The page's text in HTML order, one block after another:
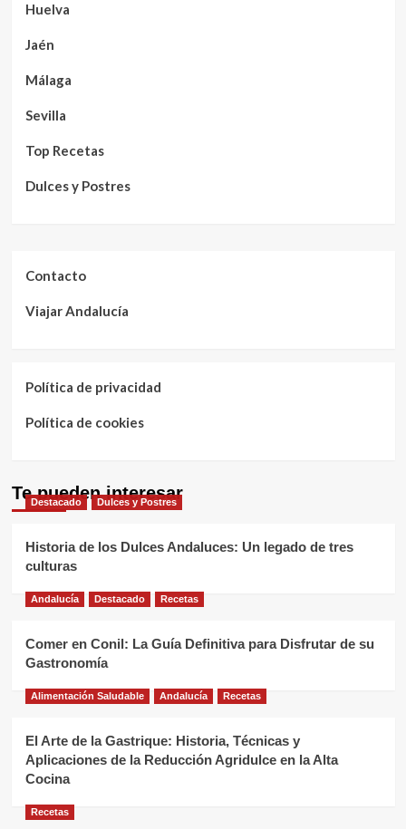
Huelva
Jaén
Málaga
Sevilla
Top Recetas
Dulces y Postres
Contacto
Viajar Andalucía
Política de privacidad
Política de cookies
Te pueden interesar
Destacado Dulces y Postres
Historia de los Dulces Andaluces: Un legado de tres
culturas
Andalucía Destacado Recetas
Comer en Conil: La Guía Definitiva para Disfrutar de su
Gastronomía
Alimentación Saludable Andalucía Recetas
El Arte de la Gastrique: Historia, Técnicas y
Aplicaciones de la Reducción Agridulce en la Alta
Cocina
Recetas